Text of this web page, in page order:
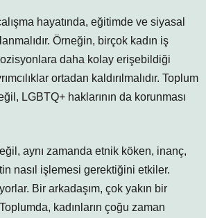
hayatında, eğitimde ve siyasal
Örneğin, birçok kadın iş
daha kolay erişebildiği
ortadan kaldırılmalıdır. Toplum
LGBTQ+ haklarının da korunması
aynı zamanda etnik köken, inanç,
nasıl işlemesi gerektiğini etkiler.
Bir arkadaşım, çok yakın bir
kadınların çoğu zaman